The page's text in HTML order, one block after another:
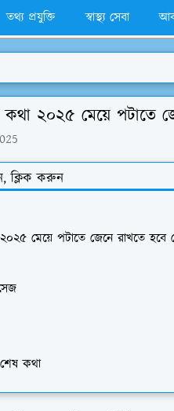
তথ্য প্রযুক্তি স্বাস্থ্য সেবা
কথা ২০২৫ মেয়ে
ক্লিক করুন
২০২৫ মেয়ে পটাতে জেনে রাখতে
শেষ কথা